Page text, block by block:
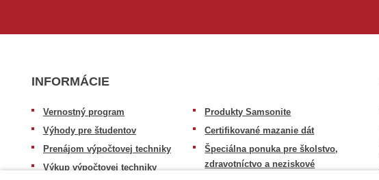
INFORMÁCIE
Vernostný program
Výhody pre študentov
Prenájom výpočtovej techniky
Výkup výpočtovej techniky
Produkty Samsonite
Certifikované mazanie dát
Špeciálna ponuka pre školstvo,
zdravotníctvo a neziskové